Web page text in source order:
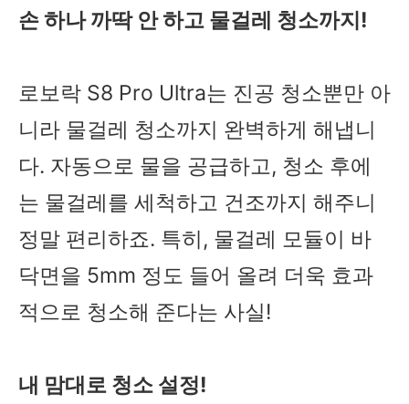
손 하나 까딱 안 하고 물걸레 청소까지!
로보락 S8 Pro Ultra는 진공 청소뿐만 아
니라 물걸레 청소까지 완벽하게 해냅니
다. 자동으로 물을 공급하고, 청소 후에
는 물걸레를 세척하고 건조까지 해주니
정말 편리하죠. 특히, 물걸레 모듈이 바
닥면을 5mm 정도 들어 올려 더욱 효과
적으로 청소해 준다는 사실!
내 맘대로 청소 설정!